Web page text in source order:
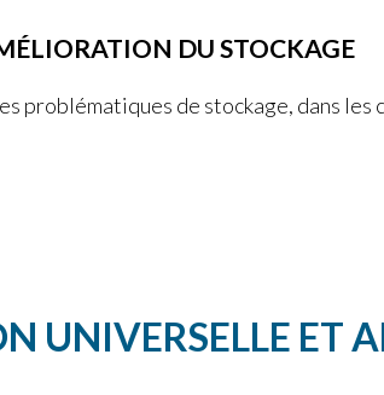
DU STOCKAGE
problématiques de stockage, dans les
UNIVERSELLE ET